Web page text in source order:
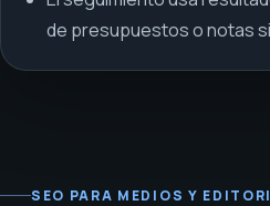
de presupuestos o notas
SEO PARA MEDIOS Y